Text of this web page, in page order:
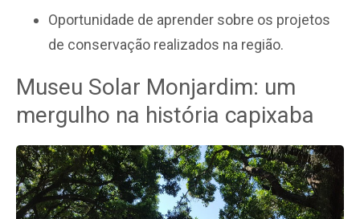
Oportunidade de aprender sobre os projetos
de conservação realizados na região.
Museu Solar Monjardim: um
mergulho na história capixaba